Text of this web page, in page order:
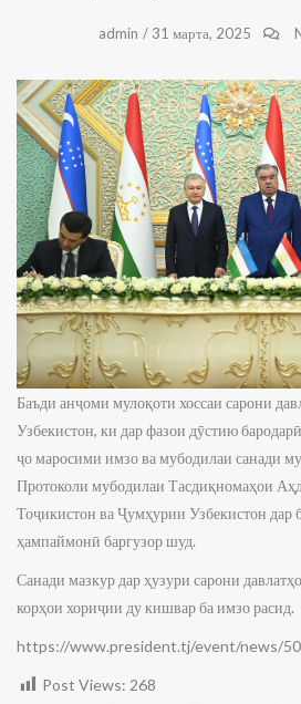
admin / 31 марта, 2025
Баъди анҷоми мулоқоти хоссаи сарони
Узбекистон, ки дар фазои дӯстию
ҷо маросими имзо ва мубодилаи санади
Протоколи мубодилаи Тасдиқномаҳои
Тоҷикистон ва Ҷумҳурии Узбекистон дар
ҳампаймонӣ баргузор шуд.
Санади мазкур дар ҳузури сарони
корҳои хориҷии ду кишвар ба имзо расид.
https://www.president.tj/event/news/
Post Views: 268